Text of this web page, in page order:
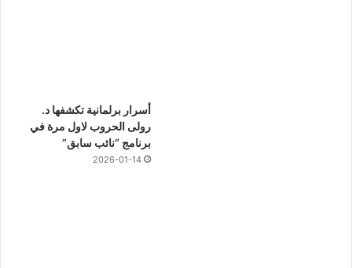
أسرار برلمانية تكشفها د.
رولى الحروب لاول مرة في
برنامج “نائب سابق”
2026-01-14